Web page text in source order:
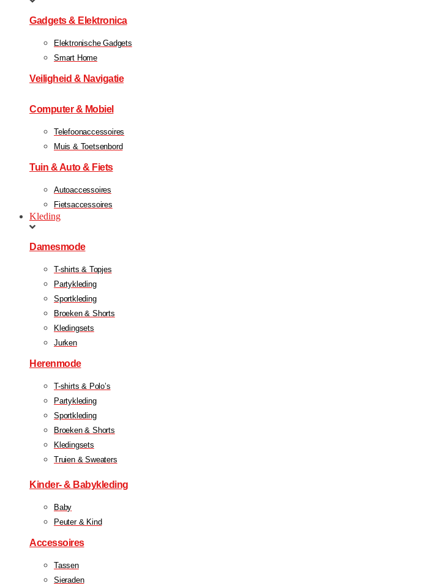
Gadgets & Elektronica
Elektronische Gadgets
Smart Home
Veiligheid & Navigatie
Computer & Mobiel
Telefoonaccessoires
Muis & Toetsenbord
Tuin & Auto & Fiets
Autoaccessoires
Fietsaccessoires
Kleding
Damesmode
T-shirts & Topjes
Partykleding
Sportkleding
Broeken & Shorts
Kledingsets
Jurken
Herenmode
T-shirts & Polo’s
Partykleding
Sportkleding
Broeken & Shorts
Kledingsets
Truien & Sweaters
Kinder- & Babykleding
Baby
Peuter & Kind
Accessoires
Tassen
Sieraden